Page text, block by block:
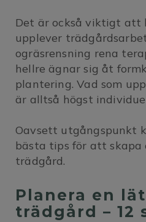
Det är också viktigt att
upplever
ogräsrensning rena
hellre ägnar sig åt
plantering. Vad som
är alltså högst
Oavsett utgångspunkt
bästa tips för att
trädgård.
Planera en
trädgård – 12